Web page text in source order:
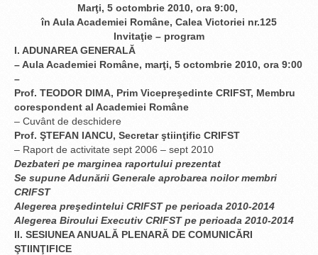
Marţi, 5 octombrie 2010, ora 9:00,
în Aula Academiei Române, Calea Victoriei nr.125
Invitaţie – program
I. ADUNAREA GENERALĂ
– Aula Academiei Române, marţi, 5 octombrie 2010, ora 9:00
–
Prof. TEODOR DIMA, Prim Vicepreşedinte CRIFST, Membru
corespondent al Academiei Române
– Cuvânt de deschidere
Prof. ŞTEFAN IANCU, Secretar ştiinţific CRIFST
– Raport de activitate sept 2006 – sept 2010
Dezbateri pe marginea raportului prezentat
Se supune Adunării Generale aprobarea noilor membri
CRIFST
Alegerea preşedintelui CRIFST pe perioada 2010-2014
Alegerea Biroului Executiv CRIFST pe perioada 2010-2014
II. SESIUNEA ANUALĂ PLENARĂ DE COMUNICĂRI
ŞTIINŢIFICE